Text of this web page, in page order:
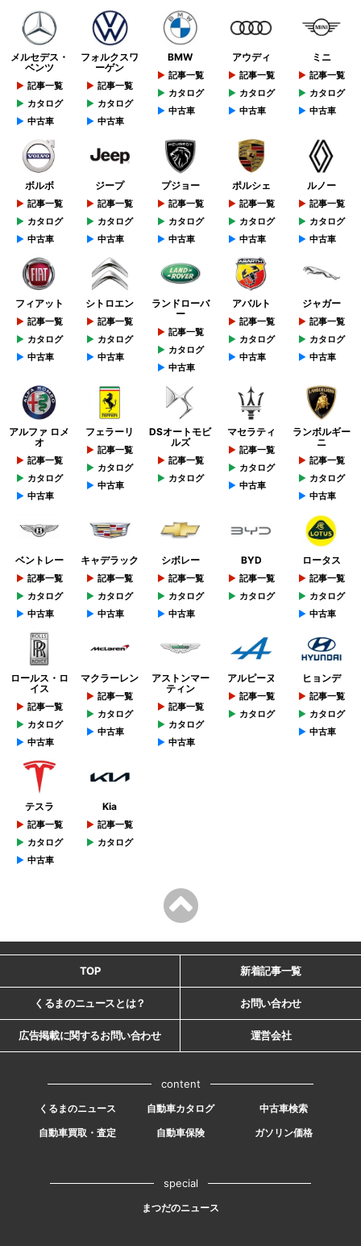
メルセデス・
ベンツ
記事一覧
カタログ
中古車
フォルクスワ
ーゲン
記事一覧
カタログ
中古車
BMW
記事一覧
カタログ
中古車
アウディ
記事一覧
カタログ
中古車
ミニ
記事一覧
カタログ
中古車
ボルボ
記事一覧
カタログ
中古車
ジープ
記事一覧
カタログ
中古車
プジョー
記事一覧
カタログ
中古車
ポルシェ
記事一覧
カタログ
中古車
ルノー
記事一覧
カタログ
中古車
フィアット
記事一覧
カタログ
中古車
シトロエン
記事一覧
カタログ
中古車
ランドローバ
ー
記事一覧
カタログ
中古車
アバルト
記事一覧
カタログ
中古車
ジャガー
記事一覧
カタログ
中古車
アルファ ロメ
オ
記事一覧
カタログ
中古車
フェラーリ
記事一覧
カタログ
中古車
DSオートモビ
ルズ
記事一覧
カタログ
マセラティ
記事一覧
カタログ
中古車
ランボルギー
ニ
記事一覧
カタログ
中古車
ベントレー
記事一覧
カタログ
中古車
キャデラック
記事一覧
カタログ
中古車
シボレー
記事一覧
カタログ
中古車
BYD
記事一覧
カタログ
ロータス
記事一覧
カタログ
中古車
ロールス・ロ
イス
記事一覧
カタログ
中古車
マクラーレン
記事一覧
カタログ
中古車
アストンマー
ティン
記事一覧
カタログ
中古車
アルピーヌ
記事一覧
カタログ
ヒョンデ
記事一覧
カタログ
中古車
テスラ
記事一覧
カタログ
中古車
Kia
記事一覧
カタログ
TOP 新着記事一覧
くるまのニュースとは？ お問い合わせ
広告掲載に関するお問い合わせ 運営会社
content
くるまのニュース 自動車カタログ
中古車検索
自動車買取・査定
自動車保険 ガソリン価格
special
まつだのニュース